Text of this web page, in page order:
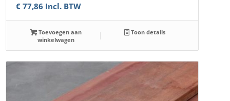
€ 77,86 Incl. BTW
Toevoegen aan
winkelwagen
Toon details